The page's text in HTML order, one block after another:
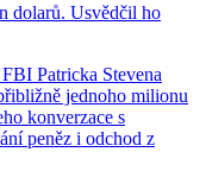
dolarů. Usvědčil ho
Patricka Stevena
jednoho milionu
konverzace s
peněz i odchod z